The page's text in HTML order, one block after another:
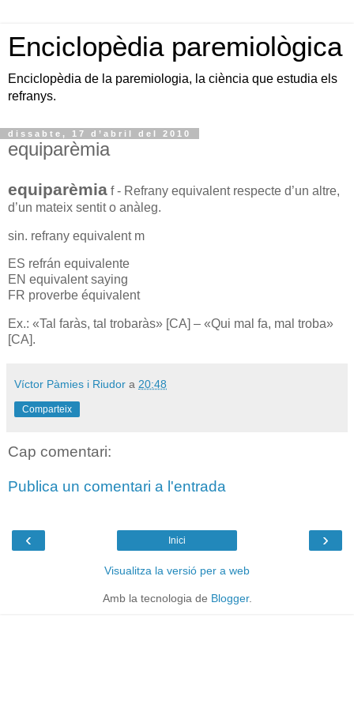
Enciclopèdia paremiològica
Enciclopèdia de la paremiologia, la ciència que estudia els
refranys.
dissabte, 17 d’abril del 2010
equiparèmia
equiparèmia f - Refrany equivalent respecte d’un altre,
d’un mateix sentit o anàleg.
sin. refrany equivalent m
ES refrán equivalente
EN equivalent saying
FR proverbe équivalent
Ex.: «Tal faràs, tal trobaràs» [CA] – «Qui mal fa, mal troba»
[CA].
Víctor Pàmies i Riudor a 20:48
Comparteix
Cap comentari:
Publica un comentari a l'entrada
‹ ›
Inici
Visualitza la versió per a web
Amb la tecnologia de Blogger.